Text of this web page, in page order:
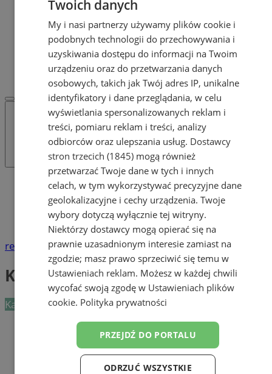
Dodaj ogłoszenie
POLECAMY
Protocol IT
Pracuj.pl - praca w Żorach
REKLAMA
WSPÓŁPRACA
Katalog firm
Lekarze, gabinety lekarskie
Zdrowie
Kardiolodzy
reklama
Kardiolodzy
Kategoria nie zawiera żadnych prezentacji firm.
Pozostałe firmy w kategorii
Twoich danych
My i nasi partnerzy używamy plików cookie i
podobnych technologii do przechowywania i
uzyskiwania dostępu do informacji na Twoim
urządzeniu oraz do przetwarzania danych
osobowych, takich jak Twój adres IP, unikalne
identyfikatory i dane przeglądania, w celu
wyświetlania spersonalizowanych reklam i
treści, pomiaru reklam i treści, analizy
odbiorców oraz ulepszania usług. Dostawcy
stron trzecich (1845) mogą również
przetwarzać Twoje dane w tych i innych
celach, w tym wykorzystywać precyzyjne dane
geolokalizacyjne i cechy urządzenia. Twoje
wybory dotyczą wyłącznie tej witryny.
Niektórzy dostawcy mogą opierać się na
prawnie uzasadnionym interesie zamiast na
zgodzie; masz prawo sprzeciwić się temu w
Ustawieniach reklam. Możesz w każdej chwili
wycofać swoją zgodę w Ustawieniach plików
cookie. Polityka prywatności
PRZEJDŹ DO PORTALU
ODRZUĆ WSZYSTKIE